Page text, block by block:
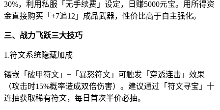
30%，利用私服「无手续费」设定，日赚5000元宝。用所得资
金直接购买「+7追12」成品武器，性价比高于自主强化。
三、战力飞跃三大技巧
1.符文系统隐藏加成
镶嵌「破甲符文」+「暴怒符文」可触发「穿透连击」效果
（攻击时15%概率造成双倍伤害）。建议通过「符文寻宝」十
连抽获取稀有符文，每日首次半价必抽。